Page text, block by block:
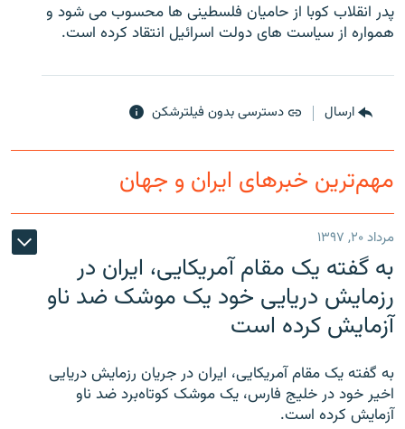
پدر انقلاب کوبا از حاميان فلسطينی ها محسوب می شود و
همواره از سياست های دولت اسرائيل انتقاد کرده است.
ارسال دسترسی بدون فیلترشکن
مهم‌ترین خبرهای ایران و جهان
مرداد ۲۰, ۱۳۹۷
به گفته یک مقام آمریکایی، ایران در
رزمایش دریایی خود یک موشک ضد ناو
آزمایش کرده است
به گفته یک مقام آمریکایی، ایران در جریان رزمایش دریایی
اخیر خود در خلیج فارس، یک موشک کوتاه‌برد ضد ناو
آزمایش کرده است.